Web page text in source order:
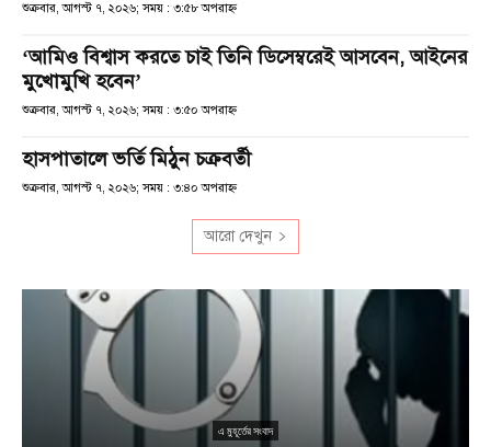
শুক্রবার, আগস্ট ৭, ২০২৬; সময় : ৩:৫৮ অপরাহ্ণ
‘আমিও বিশ্বাস করতে চাই তিনি ডিসেম্বরেই আসবেন, আইনের
মুখোমুখি হবেন’
শুক্রবার, আগস্ট ৭, ২০২৬; সময় : ৩:৫০ অপরাহ্ণ
হাসপাতালে ভর্তি মিঠুন চক্রবর্তী
শুক্রবার, আগস্ট ৭, ২০২৬; সময় : ৩:৪০ অপরাহ্ণ
আরো দেখুন
এ মুহূর্তের সংবাদ